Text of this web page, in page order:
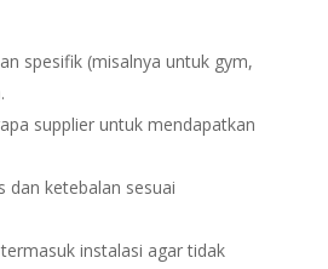
spesifik (misalnya untuk gym,
supplier untuk mendapatkan
dan ketebalan sesuai
instalasi agar tidak